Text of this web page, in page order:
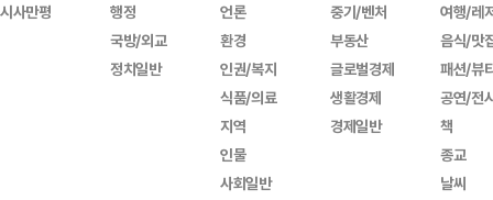
시사만평
행정
국방/외교
정치일반
언론
환경
인권/복지
식품/의료
지역
인물
사회일반
중기/벤처
부동산
글로벌경제
생활경제
경제일반
여행/레
음식/맛
패션/뷰
공연/전
책
종교
날씨